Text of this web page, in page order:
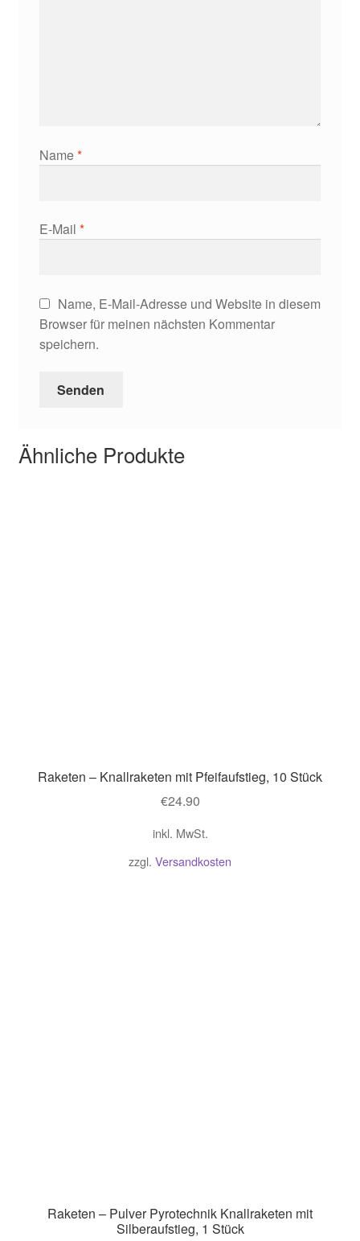
Name*
E-Mail *
Name, E-Mail-Adresse und Website in diesem
Browser für meinen nächsten Kommentar
speichern.
Ähnliche Produkte
Raketen – Knallraketen mit Pfeifaufstieg, 10 Stück
€24.90
inkl. MwSt.
zzgl. Versandkosten
Raketen – Pulver Pyrotechnik Knallraketen mit
Silberaufstieg, 1 Stück